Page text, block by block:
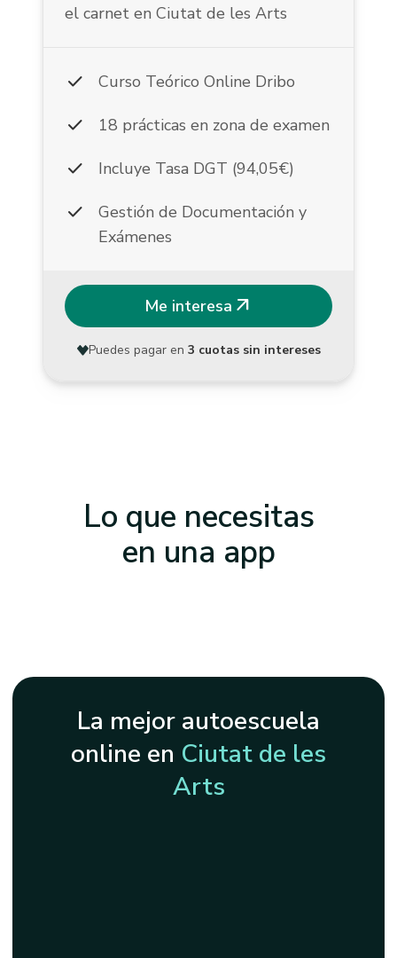
el carnet en Ciutat de les Arts
check Curso Teórico Online Dribo
check 18 prácticas en zona de examen
check Incluye Tasa DGT (94,05€)
check
Gestión de Documentación y
Exámenes
Me interesa arrow_outward
Puedes pagar en 3 cuotas sin intereses
Lo que necesitas
en una app
La mejor autoescuela
online en Ciutat de les
Arts